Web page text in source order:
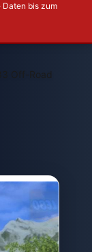
bis zum
Off-Road